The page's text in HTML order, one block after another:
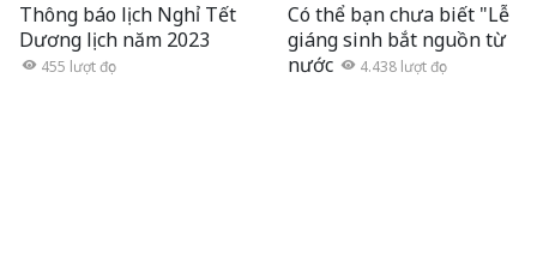
Thông báo lịch Nghỉ Tết
Dương lịch năm 2023
455 lượt đọc
Có thể bạn chưa biết "Lễ
giáng sinh bắt nguồn từ
nước
4.438 lượt đọc